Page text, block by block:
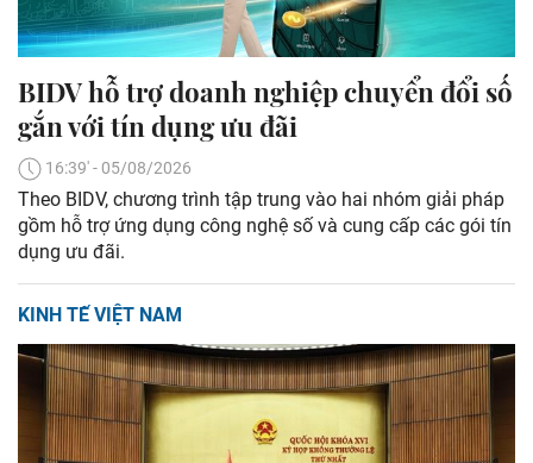
BIDV hỗ trợ doanh nghiệp chuyển đổi số
gắn với tín dụng ưu đãi
16:39' - 05/08/2026
Theo BIDV, chương trình tập trung vào hai nhóm giải pháp
gồm hỗ trợ ứng dụng công nghệ số và cung cấp các gói tín
dụng ưu đãi.
KINH TẾ VIỆT NAM